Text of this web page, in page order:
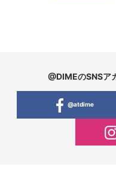
@DIMEのSNSア
@atdime